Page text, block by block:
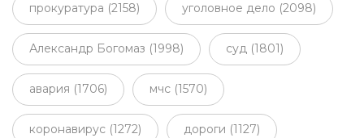
прокуратура (2158) уголовное дело (2098)
Александр Богомаз (1998) суд (1801)
авария (1706) мчс (1570)
коронавирус (1272) дороги (1127)